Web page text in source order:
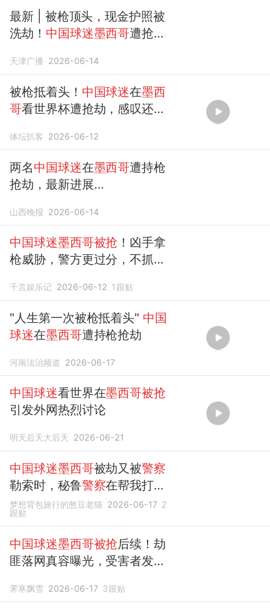
最新 | 被枪顶头，现金护照被
洗劫！ 中国球迷墨西哥遭抢案
天津广播 2026-06-14
被枪抵着头！ 中国球迷在墨西
哥看世界杯遭抢劫，感叹还是
体坛扒客 2026-06-12
两名中国球迷在墨西哥遭持枪
抢劫，最新进展…
山西晚报 2026-06-14
中国球迷墨西哥被抢 ！凶手拿
枪威胁，警方更过分，不抓小
千言娱乐记 2026-06-12 1 跟贴
"人生第一次被枪抵着头" 中国
球迷在墨西哥遭持枪抢劫
河南法治频道 2026-06-17
中国球迷看世界在墨西哥被抢
引发外网热烈讨论
明天后天大后天 2026-06-21
中国球迷墨西哥被劫又被警察
勒索时，秘鲁警察在帮我打车
指路。
梦想背包旅行的憨豆老猫 2026-06-17 2
跟贴
中国球迷墨西哥被抢后续！劫
匪落网真容曝光，受害者发声
霁寒飘雪 2026-06-17 3跟贴